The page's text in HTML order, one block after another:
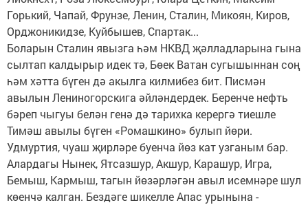
Горький, Чапай, Фрунзе, Ленин, Сталин, Микоян, Киров,
Орджоникидзе, Куйбышев, Спартак...
Боларын Сталин явызга һәм НКВД җәлладларына гына
сылтап калдырыр идек тә, Бөек Ватан сугышыннан соң
һәм хәтта бүген дә акылга килмибез бит. Писмән
авылын Лениногорскига әйләндердек. Беренче нефть
бәреп чыгуы белән генә дә тарихка керергә тиешле
Тимәш авылы бүген «Ромашкино» булып йөри.
Удмуртия, чуаш җирләре буенча йөз кат узганым бар.
Алардагы Нынек, Ятсазшур, Акшур, Карашур, Игра,
Бемыш, Кармыш, тагын йөзәрләгән авыл исемнәре шул
көенчә калган. Бездәге шикелле Апас урынына -